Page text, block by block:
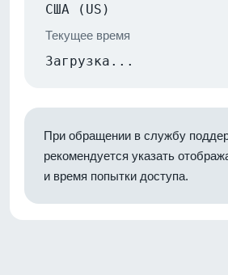
США (US)
Текущее время
Загрузка...
При обращении в службу
рекомендуется указать
и время попытки доступа.